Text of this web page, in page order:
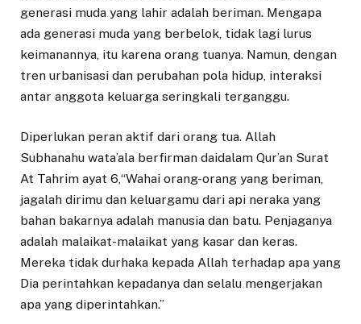
generasi muda yang lahir adalah beriman. Mengapa
ada generasi muda yang berbelok, tidak lagi lurus
keimanannya, itu karena orang tuanya. Namun, dengan
tren urbanisasi dan perubahan pola hidup, interaksi
antar anggota keluarga seringkali terganggu.
Diperlukan peran aktif dari orang tua. Allah
Subhanahu wata’ala berfirman daidalam Qur’an Surat
At Tahrim ayat 6,“Wahai orang-orang yang beriman,
jagalah dirimu dan keluargamu dari api neraka yang
bahan bakarnya adalah manusia dan batu. Penjaganya
adalah malaikat-malaikat yang kasar dan keras.
Mereka tidak durhaka kepada Allah terhadap apa yang
Dia perintahkan kepadanya dan selalu mengerjakan
apa yang diperintahkan.”